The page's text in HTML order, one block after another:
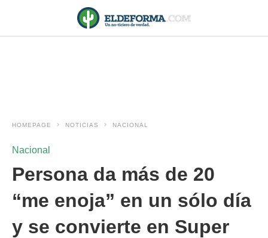
HOMEPAGE NOTICIAS NACIONAL
Nacional
Persona da más de 20
“me enoja” en un sólo día
y se convierte en Super